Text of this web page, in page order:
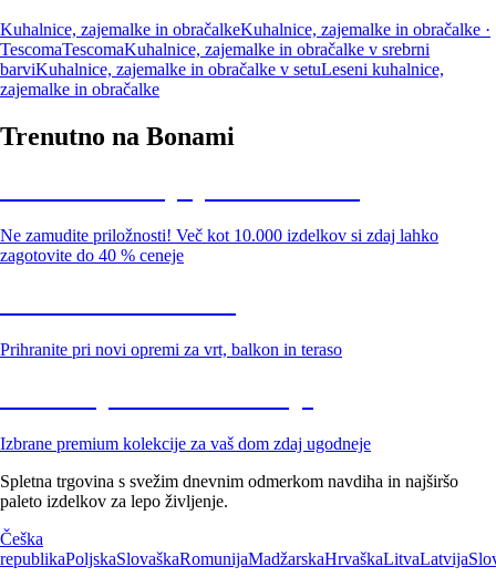
Kuhalnice, zajemalke in obračalkeKuhalnice, zajemalke in obračalke ·
TescomaTescomaKuhalnice, zajemalke in obračalke v srebrni
barviKuhalnice, zajemalke in obračalke v setuLeseni kuhalnice,
zajemalke in obračalke
Trenutno na Bonami
Ne zamudite priložnosti! Več kot 10.000 izdelkov si zdaj lahko
zagotovite do 40 % ceneje
Prihranite pri novi opremi za vrt, balkon in teraso
Izbrane premium kolekcije za vaš dom zdaj ugodneje
Spletna trgovina s svežim dnevnim odmerkom navdiha in najširšo
paleto izdelkov za lepo življenje.
Češka
republikaPoljskaSlovaškaRomunijaMadžarskaHrvaškaLitvaLatvija